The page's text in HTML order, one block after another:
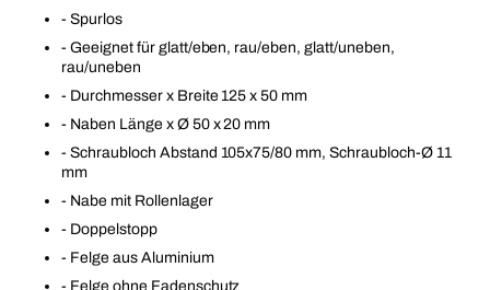
- Spurlos
- Geeignet für glatt/eben, rau/eben, glatt/uneben,
rau/uneben
- Durchmesser x Breite 125 x 50 mm
- Naben Länge x Ø 50 x 20 mm
- Schraubloch Abstand 105x75/80 mm, Schraubloch-Ø 11
mm
- Nabe mit Rollenlager
- Doppelstopp
- Felge aus Aluminium
- Felge ohne Fadenschutz